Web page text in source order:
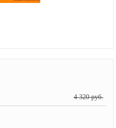
4 320 руб.